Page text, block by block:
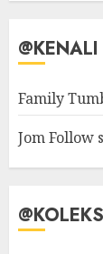
Family
Jom Follow